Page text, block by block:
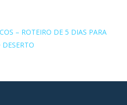
– ROTEIRO DE 5 DIAS PARA